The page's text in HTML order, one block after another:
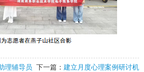
理辅导员 下一篇： 建立月度心理案例研讨机